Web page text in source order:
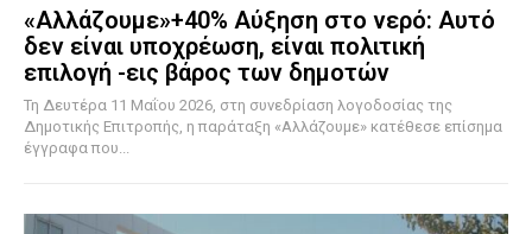
«Αλλάζουμε»+40% Αύξηση στο νερό: Αυτό
δεν είναι υποχρέωση, είναι πολιτική
επιλογή -εις βάρος των δημοτών
Τη Δευτέρα 11 Μαΐου 2026, στη συνεδρίαση λογοδοσίας της
Δημοτικής Επιτροπής, η παράταξη «Αλλάζουμε» κατέθεσε επίσημα
έγγραφα που...